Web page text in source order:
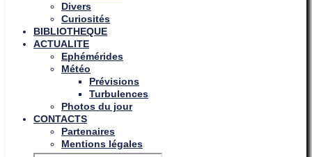
Divers
Curiosités
BIBLIOTHEQUE
ACTUALITE
Ephémérides
Météo
Prévisions
Turbulences
Photos du jour
CONTACTS
Partenaires
Mentions légales